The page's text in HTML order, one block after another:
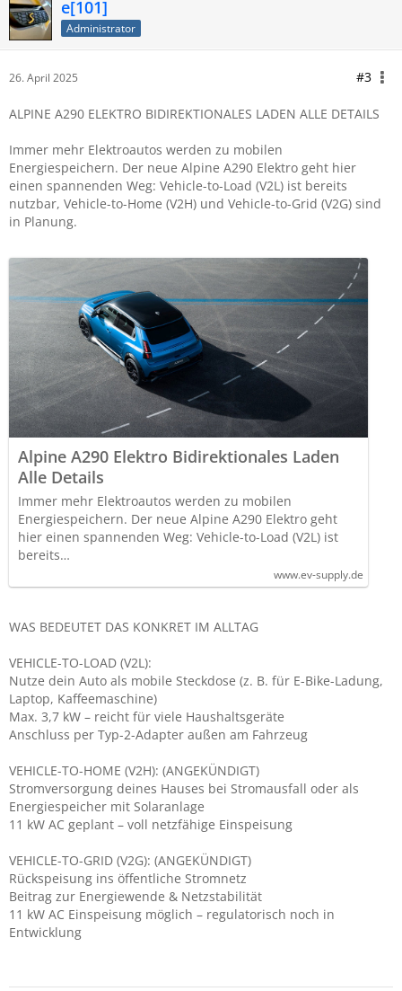
e[101]
Administrator
26. April 2025 #3
ALPINE A290 ELEKTRO BIDIREKTIONALES LADEN ALLE DETAILS
Immer mehr Elektroautos werden zu mobilen
Energiespeichern. Der neue Alpine A290 Elektro geht hier
einen spannenden Weg: Vehicle-to-Load (V2L) ist bereits
nutzbar, Vehicle-to-Home (V2H) und Vehicle-to-Grid (V2G) sind
in Planung.
Alpine A290 Elektro Bidirektionales Laden
Alle Details
Immer mehr Elektroautos werden zu mobilen
Energiespeichern. Der neue Alpine A290 Elektro geht
hier einen spannenden Weg: Vehicle-to-Load (V2L) ist
bereits…
www.ev-supply.de
WAS BEDEUTET DAS KONKRET IM ALLTAG
VEHICLE-TO-LOAD (V2L):
Nutze dein Auto als mobile Steckdose (z. B. für E-Bike-Ladung,
Laptop, Kaffeemaschine)
Max. 3,7 kW – reicht für viele Haushaltsgeräte
Anschluss per Typ-2-Adapter außen am Fahrzeug
VEHICLE-TO-HOME (V2H): (ANGEKÜNDIGT)
Stromversorgung deines Hauses bei Stromausfall oder als
Energiespeicher mit Solaranlage
11 kW AC geplant – voll netzfähige Einspeisung
VEHICLE-TO-GRID (V2G): (ANGEKÜNDIGT)
Rückspeisung ins öffentliche Stromnetz
Beitrag zur Energiewende & Netzstabilität
11 kW AC Einspeisung möglich – regulatorisch noch in
Entwicklung